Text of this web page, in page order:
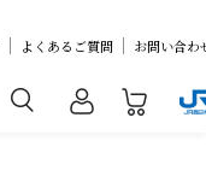
よくあるご質問 お問い合わ